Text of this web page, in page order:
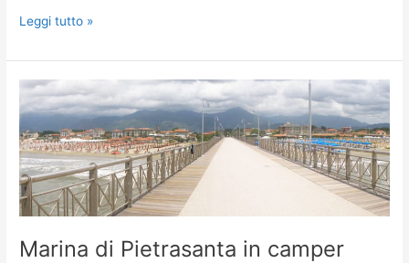
San
e
la
Val
d’Orcia
in
camper
Leggi tutto »
Marina di Pietrasanta in camper